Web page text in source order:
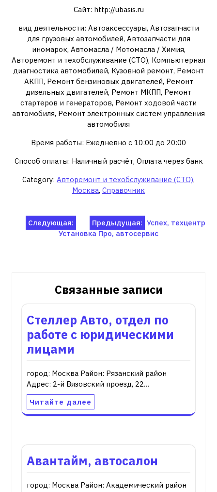
Сайт: http://ubasis.ru
вид деятельности: Автоаксессуары, Автозапчасти
для грузовых автомобилей, Автозапчасти для
иномарок, Автомасла / Мотомасла / Химия,
Авторемонт и техобслуживание (СТО), Компьютерная
диагностика автомобилей, Кузовной ремонт, Ремонт
АКПП, Ремонт бензиновых двигателей, Ремонт
дизельных двигателей, Ремонт МКПП, Ремонт
стартеров и генераторов, Ремонт ходовой части
автомобиля, Ремонт электронных систем управления
автомобиля
Время работы: Ежедневно с 10:00 до 20:00
Способ оплаты: Наличный расчёт, Оплата через банк
Category: Авторемонт и техобслуживание (СТО),
Москва, Справочник
Навигация
Предыдущая: Успех, техцентр
Следующая:
Установка Про, автосервис
Связанные записи
Стеллер Авто, отдел по
работе с юридическими
лицами
город: Москва Район: Рязанский район
Адрес: 2-й Вязовский проезд, 22…
Читайте далее
Авантайм, автосалон
город: Москва Район: Академический район